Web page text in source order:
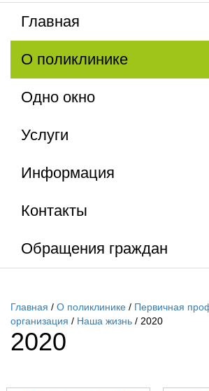
Главная
О поликлинике
Одно окно
Услуги
Информация
Контакты
Обращения граждан
Главная / О поликлинике / Первичная
организация / Наша жизнь / 2020
2020